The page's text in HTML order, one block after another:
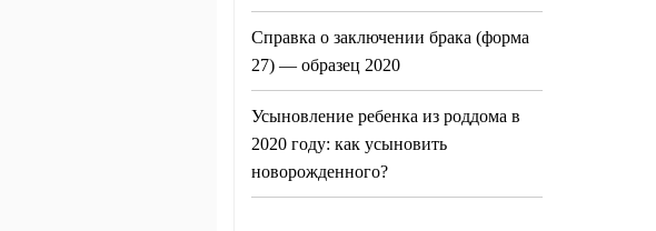
Справка о заключении брака (форма
27) — образец 2020
Усыновление ребенка из роддома в
2020 году: как усыновить
новорожденного?